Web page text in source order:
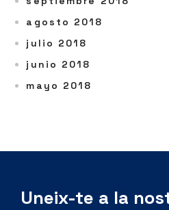
agosto 2018
julio 2018
junio 2018
mayo 2018
Uneix-te a la